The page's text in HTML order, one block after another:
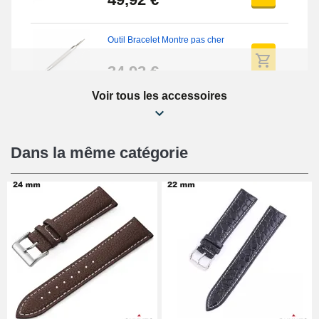
Outil Bracelet Montre pas cher
34,92 €
Kit Réparation Montre Débutant
16,90 €
Pied à Coulisse Numérique
9,90 €
Pince à Poinçonner (pince trou)
Voir tous les accessoires
Dans la même catégorie